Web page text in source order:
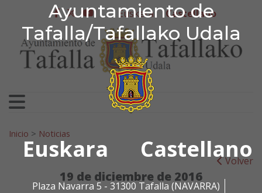
Ayuntamiento de
Tafalla/Tafallako Udala
Euskara Castellano
Plaza Navarra 5 - 31300 Tafalla (NAVARRA)
Ir al contenido
Ayuntamiento de
facebook
twitter
youtube
Euskera Castellano
Search for:
Inicio > Noticias
Volver
19 de diciembre de 2016